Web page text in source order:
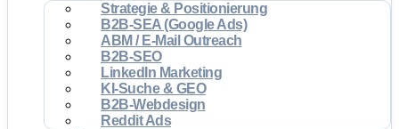
Strategie & Positionierung
B2B-SEA (Google Ads)
ABM / E-Mail Outreach
B2B-SEO
LinkedIn Marketing
KI-Suche & GEO
B2B-Webdesign
Reddit Ads